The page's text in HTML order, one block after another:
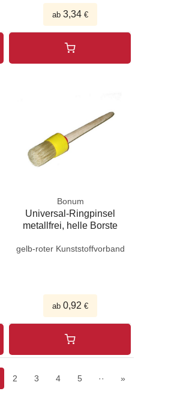
ab3,34 €
Bonum
Universal-Ringpinsel
metallfrei, helle Borste
gelb-roter Kunststoffvorband
ab0,92 €
2 3 4 5 ·· »